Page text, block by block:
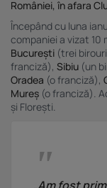
României, în afara
Începând cu luna
companiei a vizat 10
București (trei
franciză), Sibiu (un
Oradea (o franciză),
Mureș (o franciză).
și Florești.